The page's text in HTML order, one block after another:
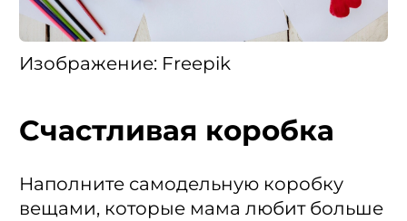
Изображение: Freepik
Счастливая коробка
Наполните самодельную коробку
вещами, которые мама любит больше